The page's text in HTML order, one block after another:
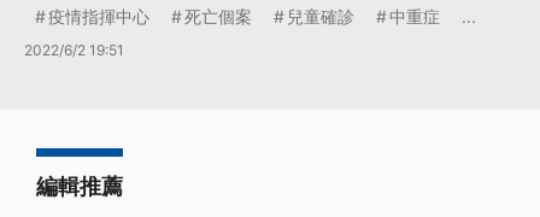
疫情指揮中心 死亡個案 兒童確診 中重症 ...
2022/6/2 19:51
編輯推薦